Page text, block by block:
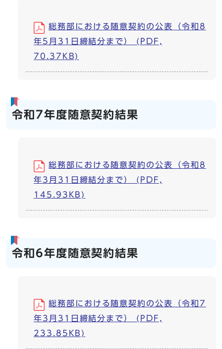
総務部における随意契約の公表（令和8
年5月31日締結分まで） (PDF,
70.37KB)
令和7年度随意契約結果
総務部における随意契約の公表（令和8
年3月31日締結分まで） (PDF,
145.93KB)
令和6年度随意契約結果
総務部における随意契約の公表（令和7
年3月31日締結分まで） (PDF,
233.85KB)